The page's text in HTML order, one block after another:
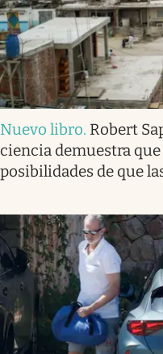
Nuevo libro. Robert
ciencia demuestra
posibilidades de que